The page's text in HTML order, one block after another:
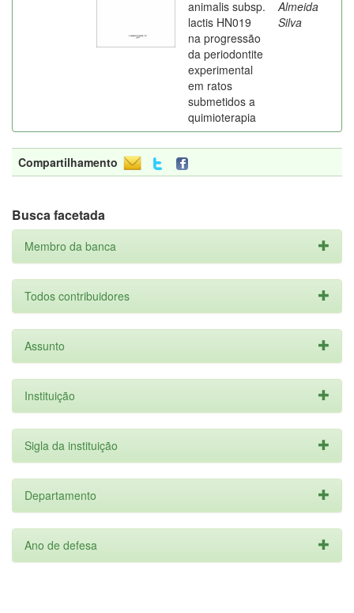
animalis subsp.
lactis HN019
na progressão
da periodontite
experimental
em ratos
submetidos a
quimioterapia
Almeida
Silva
Compartilhamento
Busca facetada
Membro da banca
Todos contribuidores
Assunto
Instituição
Sigla da instituição
Departamento
Ano de defesa